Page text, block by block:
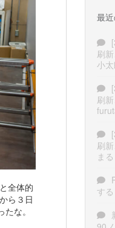
全体的
ら３日
な。
最
刷
小
刷
刷
まる
する